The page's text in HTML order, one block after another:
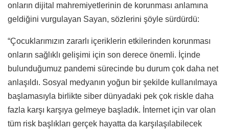
onların dijital mahremiyetlerinin de korunması anlamına
geldiğini vurgulayan Sayan, sözlerini şöyle sürdürdü:
“Çocuklarımızın zararlı içeriklerin etkilerinden korunması
onların sağlıklı gelişimi için son derece önemli. İçinde
bulunduğumuz pandemi sürecinde bu durum çok daha net
anlaşıldı. Sosyal medyanın yoğun bir şekilde kullanılmaya
başlamasıyla birlikte siber dünyadaki pek çok riskle daha
fazla karşı karşıya gelmeye başladık. İnternet için var olan
tüm risk başlıkları gerçek hayatta da karşılaşılabilecek